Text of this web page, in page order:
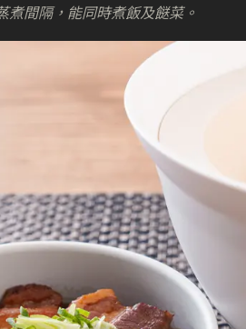
煮間隔，能同時煮飯及餸菜。